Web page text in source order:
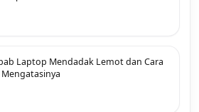
Laptop Mendadak Lemot dan Cara